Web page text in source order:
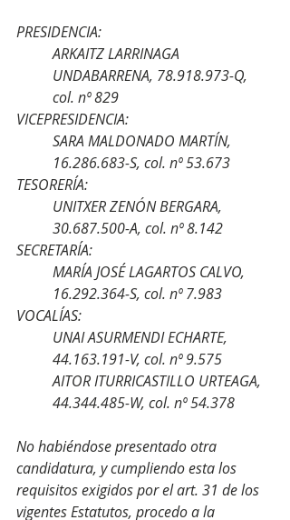
PRESIDENCIA:
ARKAITZ LARRINAGA
UNDABARRENA, 78.918.973-Q,
col. nº 829
VICEPRESIDENCIA:
SARA MALDONADO MARTÍN,
16.286.683-S, col. nº 53.673
TESORERÍA:
UNITXER ZENÓN BERGARA,
30.687.500-A, col. nº 8.142
SECRETARÍA:
MARÍA JOSÉ LAGARTOS CALVO,
16.292.364-S, col. nº 7.983
VOCALÍAS:
UNAI ASURMENDI ECHARTE,
44.163.191-V, col. nº 9.575
AITOR ITURRICASTILLO URTEAGA,
44.344.485-W, col. nº 54.378
No habiéndose presentado otra
candidatura, y cumpliendo esta los
requisitos exigidos por el art. 31 de los
vigentes Estatutos, procedo a la